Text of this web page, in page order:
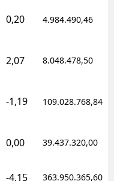
0,20 4.984.490,46
2,07 8.048.478,50
-1,19 109.028.768,84
0,00 39.437.320,00
-4,15 363.950.365,60